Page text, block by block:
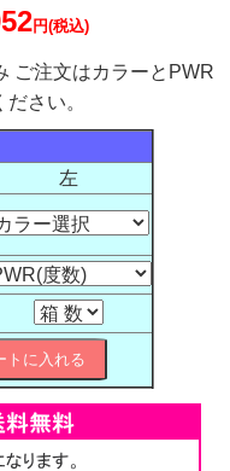
円(税込)
ご注文はカラーとPWR
さい。
左